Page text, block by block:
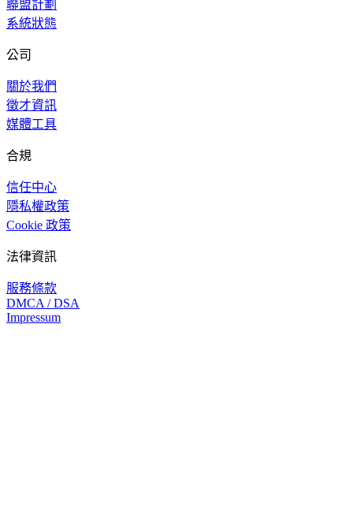
聯盟計劃
系統狀態
公司
關於我們
徵才資訊
媒體工具
合規
信任中心
隱私權政策
Cookie 政策
法律資訊
服務條款
DMCA / DSA
Impressum